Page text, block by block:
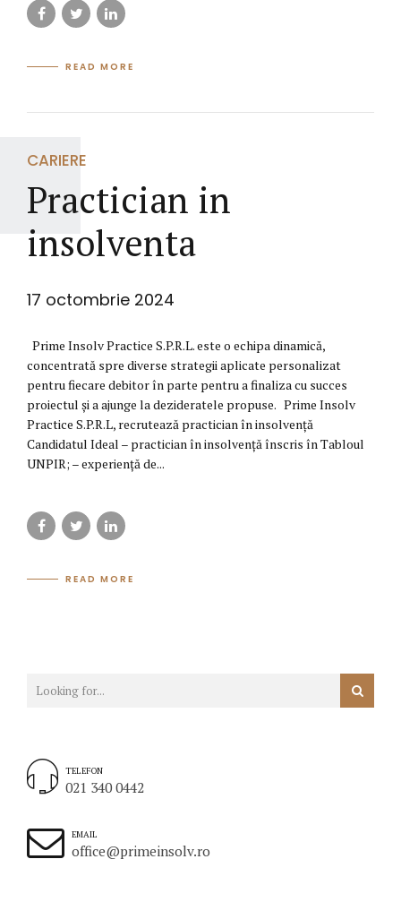
READ MORE
CARIERE
Practician in
insolventa
17 octombrie 2024
Prime Insolv Practice S.P.R.L. este o echipa dinamică,
concentrată spre diverse strategii aplicate personalizat
pentru fiecare debitor în parte pentru a finaliza cu succes
proiectul şi a ajunge la dezideratele propuse. Prime Insolv
Practice S.P.R.L, recrutează practician în insolvență
Candidatul Ideal – practician în insolvență înscris în Tabloul
UNPIR; – experiență de...
READ MORE
TELEFON
021 340 0442
EMAIL
office@primeinsolv.ro